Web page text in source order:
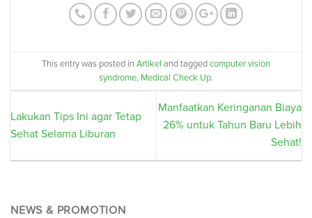
This entry was posted in Artikel and taggedcomputer vision
syndrome, Medical Check Up.
Lakukan Tips Ini agar Tetap
Sehat Selama Liburan
Manfaatkan Keringanan Biaya
26% untuk Tahun Baru Lebih
Sehat!
NEWS & PROMOTION